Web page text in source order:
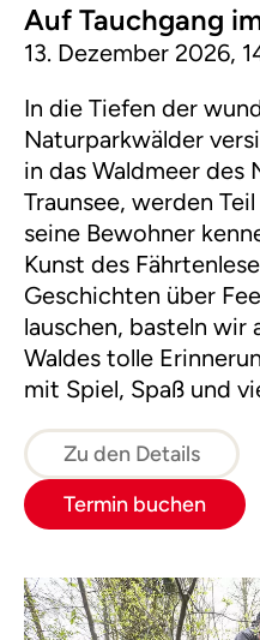
Auf Tauchgang
13. Dezember 2026,
In die Tiefen der
Naturparkwälder
in das Waldmeer
Traunsee, werden
seine Bewohner
Kunst des
Geschichten über
lauschen, basteln wir
Waldes tolle
mit Spiel, Spaß und
Zu den Details
Termin buchen